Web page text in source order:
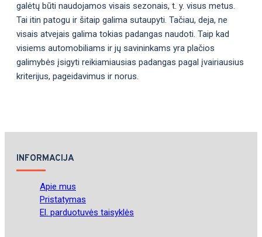
galėtų būti naudojamos visais sezonais, t. y. visus metus.
Tai itin patogu ir šitaip galima sutaupyti. Tačiau, deja, ne
visais atvejais galima tokias padangas naudoti. Taip kad
visiems automobiliams ir jų savininkams yra plačios
galimybės įsigyti reikiamiausias padangas pagal įvairiausius
kriterijus, pageidavimus ir norus.
INFORMACIJA
Apie mus
Pristatymas
El. parduotuvės taisyklės